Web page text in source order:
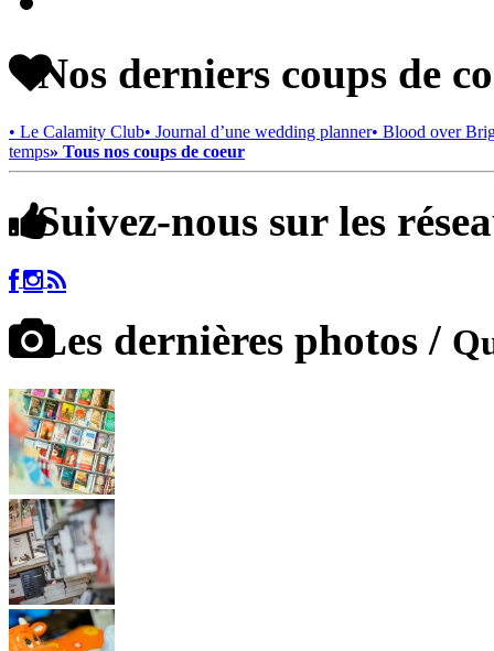
Nos derniers coups de
• Le Calamity Club• Journal d’une wedding planner• Blood over
temps» Tous nos coups de coeur
Suivez-nous sur les
Les dernières photos /